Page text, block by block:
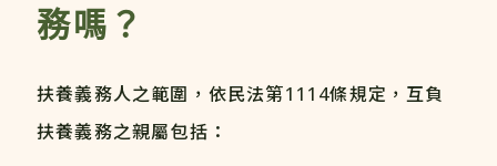
務嗎？
扶養義務人之範圍，依民法第1114條規定，互負
扶養義務之親屬包括：